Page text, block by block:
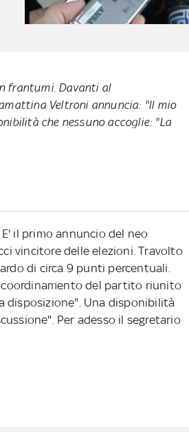
frantumi. Davanti al
Veltroni annuncia: "Il mio
che nessuno accoglie: "La
il primo annuncio del neo
vincitore delle elezioni. Travolto
di circa 9 punti percentuali.
del partito riunito
disposizione". Una disponibilità
Per adesso il segretario